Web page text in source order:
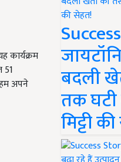
कार्यक्रम
51
अपने
बदली
तक
मिट्टी